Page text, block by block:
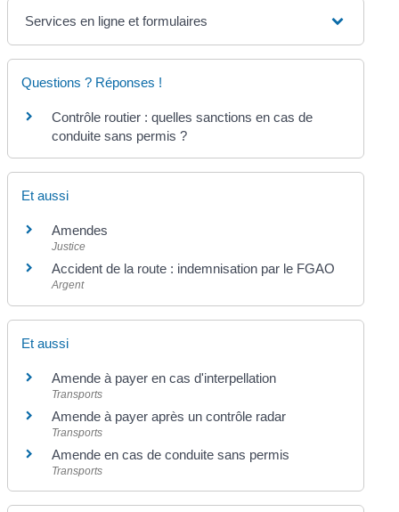
Services en ligne et formulaires
Questions ? Réponses !
Contrôle routier : quelles sanctions en cas de
conduite sans permis ?
Et aussi
Amendes
Justice
Accident de la route : indemnisation par le FGAO
Argent
Et aussi
Amende à payer en cas d'interpellation
Transports
Amende à payer après un contrôle radar
Transports
Amende en cas de conduite sans permis
Transports